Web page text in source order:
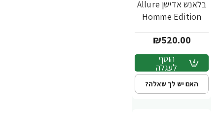
בלאנש אדישן Allure
Homme Edition
מ"ל - מבית Chanel₪520.00
הוסף
לעגלה
האם יש לך שאלה?